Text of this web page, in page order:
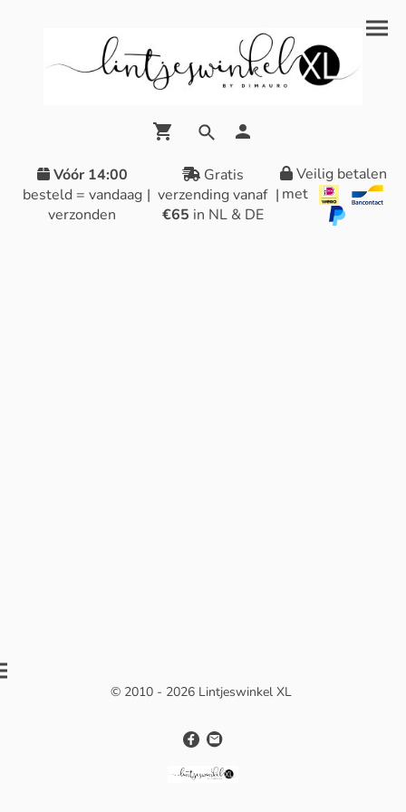
Vóór 14:00
besteld = vandaag
verzonden
|
Gratis
verzending vanaf
€65 in NL & DE
|
Veilig betalen
met
© 2010 - 2026 Lintjeswinkel XL